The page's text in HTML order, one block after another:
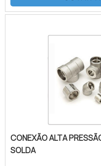
CONEXÃO ALTA
SOLDA